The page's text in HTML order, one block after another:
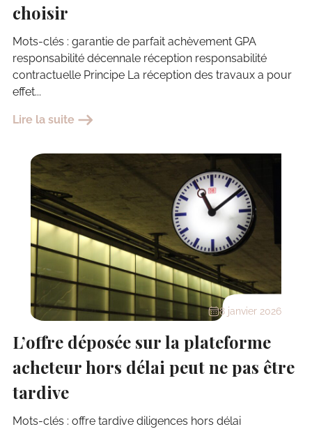
choisir
Mots-clés : garantie de parfait achèvement GPA
responsabilité décennale réception responsabilité
contractuelle Principe La réception des travaux a pour
effet...
Lire la suite
8 janvier 2026
L’offre déposée sur la plateforme
acheteur hors délai peut ne pas être
tardive
Mots-clés : offre tardive diligences hors délai